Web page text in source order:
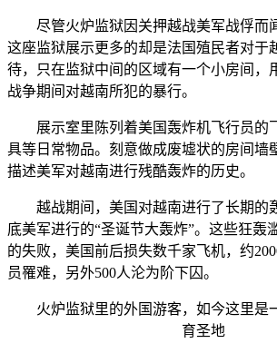
尽管火炉监狱因关押越战美军战俘而
这座监狱展示更多的却是法国殖民者对于
待，只在监狱中间的区域有一个小房间，
战争期间对越南所犯的暴行。
展示室里陈列着美国轰炸机飞行员的
具等日常物品。刻意做成废墟状的房间墙
描述美军对越南进行残酷轰炸的历史。
越战期间，美国对越南进行了长期的
底美军进行的“圣诞节大轰炸”。这些狂轰
的失败，美国前后损失数千家飞机，约
员罹难，另外500人沦为阶下囚。
火炉监狱里的外国游客，如今这里是
育圣地